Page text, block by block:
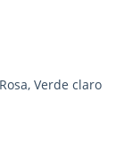
Verde claro